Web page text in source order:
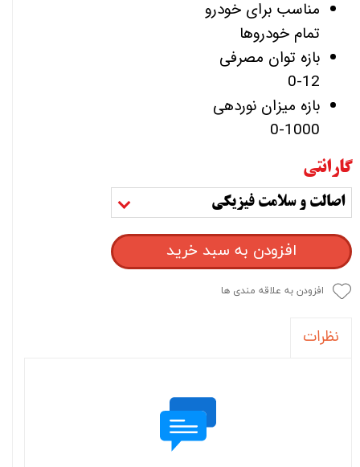
مناسب برای خودرو
تمام خودروها
بازه توان مصرفی
0-12
بازه میزان نوردهی
0-1000
گارانتی
اصالت و سلامت فیزیکی
افزودن به سبد خرید
افزودن به علاقه مندی ها
نظرات